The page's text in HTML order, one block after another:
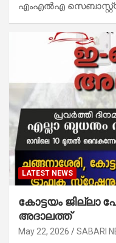
എംഎൽഎ
LATEST NEWS
കോട്ടയം ജില്ലാ
അദാലത്ത്
May 22, 2026 SABARI